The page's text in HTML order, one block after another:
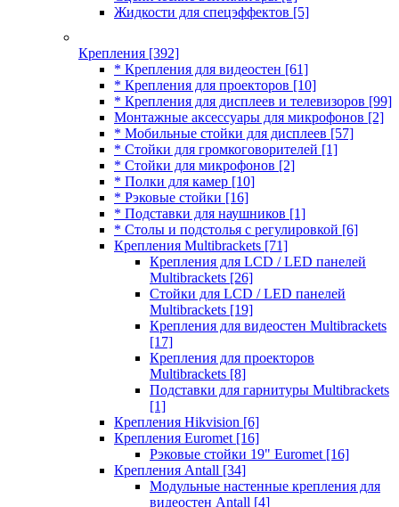
Жидкости для спецэффектов [5]
Крепления [392]
* Крепления для видеостен [61]
* Крепления для проекторов [10]
* Крепления для дисплеев и телевизоров [99]
Монтажные аксессуары для микрофонов [2]
* Мобильные стойки для дисплеев [57]
* Стойки для громкоговорителей [1]
* Стойки для микрофонов [2]
* Полки для камер [10]
* Рэковые стойки [16]
* Подставки для наушников [1]
* Столы и подстолья с регулировкой [6]
Крепления Multibrackets [71]
Крепления для LCD / LED панелей
Multibrackets [26]
Стойки для LCD / LED панелей
Multibrackets [19]
Крепления для видеостен Multibrackets
[17]
Крепления для проекторов
Multibrackets [8]
Подставки для гарнитуры Multibrackets
[1]
Крепления Hikvision [6]
Крепления Euromet [16]
Рэковые стойки 19" Euromet [16]
Крепления Antall [34]
Модульные настенные крепления для
видеостен Antall [4]